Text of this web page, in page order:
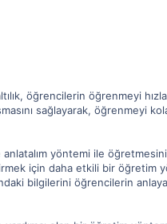
öğrencilerin öğrenmeyi
sağlayarak, öğrenmeyi
yöntemi ile
için daha etkili bir öğretim
bilgilerini öğrencilerin